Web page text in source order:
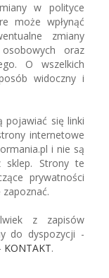
w polityce
może wpłynąć
zmiany
oraz
O wszelkich
widoczny i
pojawiać się linki
internetowe
i nie są
sklep. Strony te
prywatności
z zapisów
do dyspozycji -
KONTAKT.